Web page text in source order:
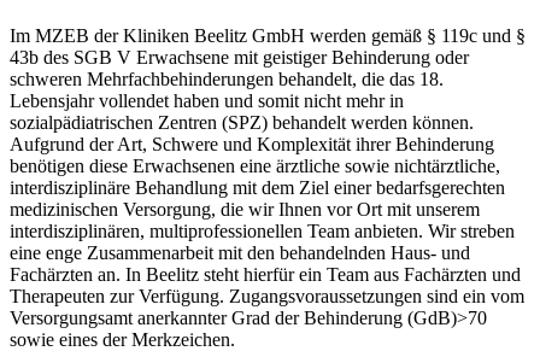
Im MZEB der Kliniken Beelitz GmbH werden gemäß § 119c und §
43b des SGB V Erwachsene mit geistiger Behinderung oder
schweren Mehrfachbehinderungen behandelt, die das 18.
Lebensjahr vollendet haben und somit nicht mehr in
sozialpädiatrischen Zentren (SPZ) behandelt werden können.
Aufgrund der Art, Schwere und Komplexität ihrer Behinderung
benötigen diese Erwachsenen eine ärztliche sowie nichtärztliche,
interdisziplinäre Behandlung mit dem Ziel einer bedarfsgerechten
medizinischen Versorgung, die wir Ihnen vor Ort mit unserem
interdisziplinären, multiprofessionellen Team anbieten. Wir streben
eine enge Zusammenarbeit mit den behandelnden Haus- und
Fachärzten an. In Beelitz steht hierfür ein Team aus Fachärzten und
Therapeuten zur Verfügung. Zugangsvoraussetzungen sind ein vom
Versorgungsamt anerkannter Grad der Behinderung (GdB)>70
sowie eines der Merkzeichen.